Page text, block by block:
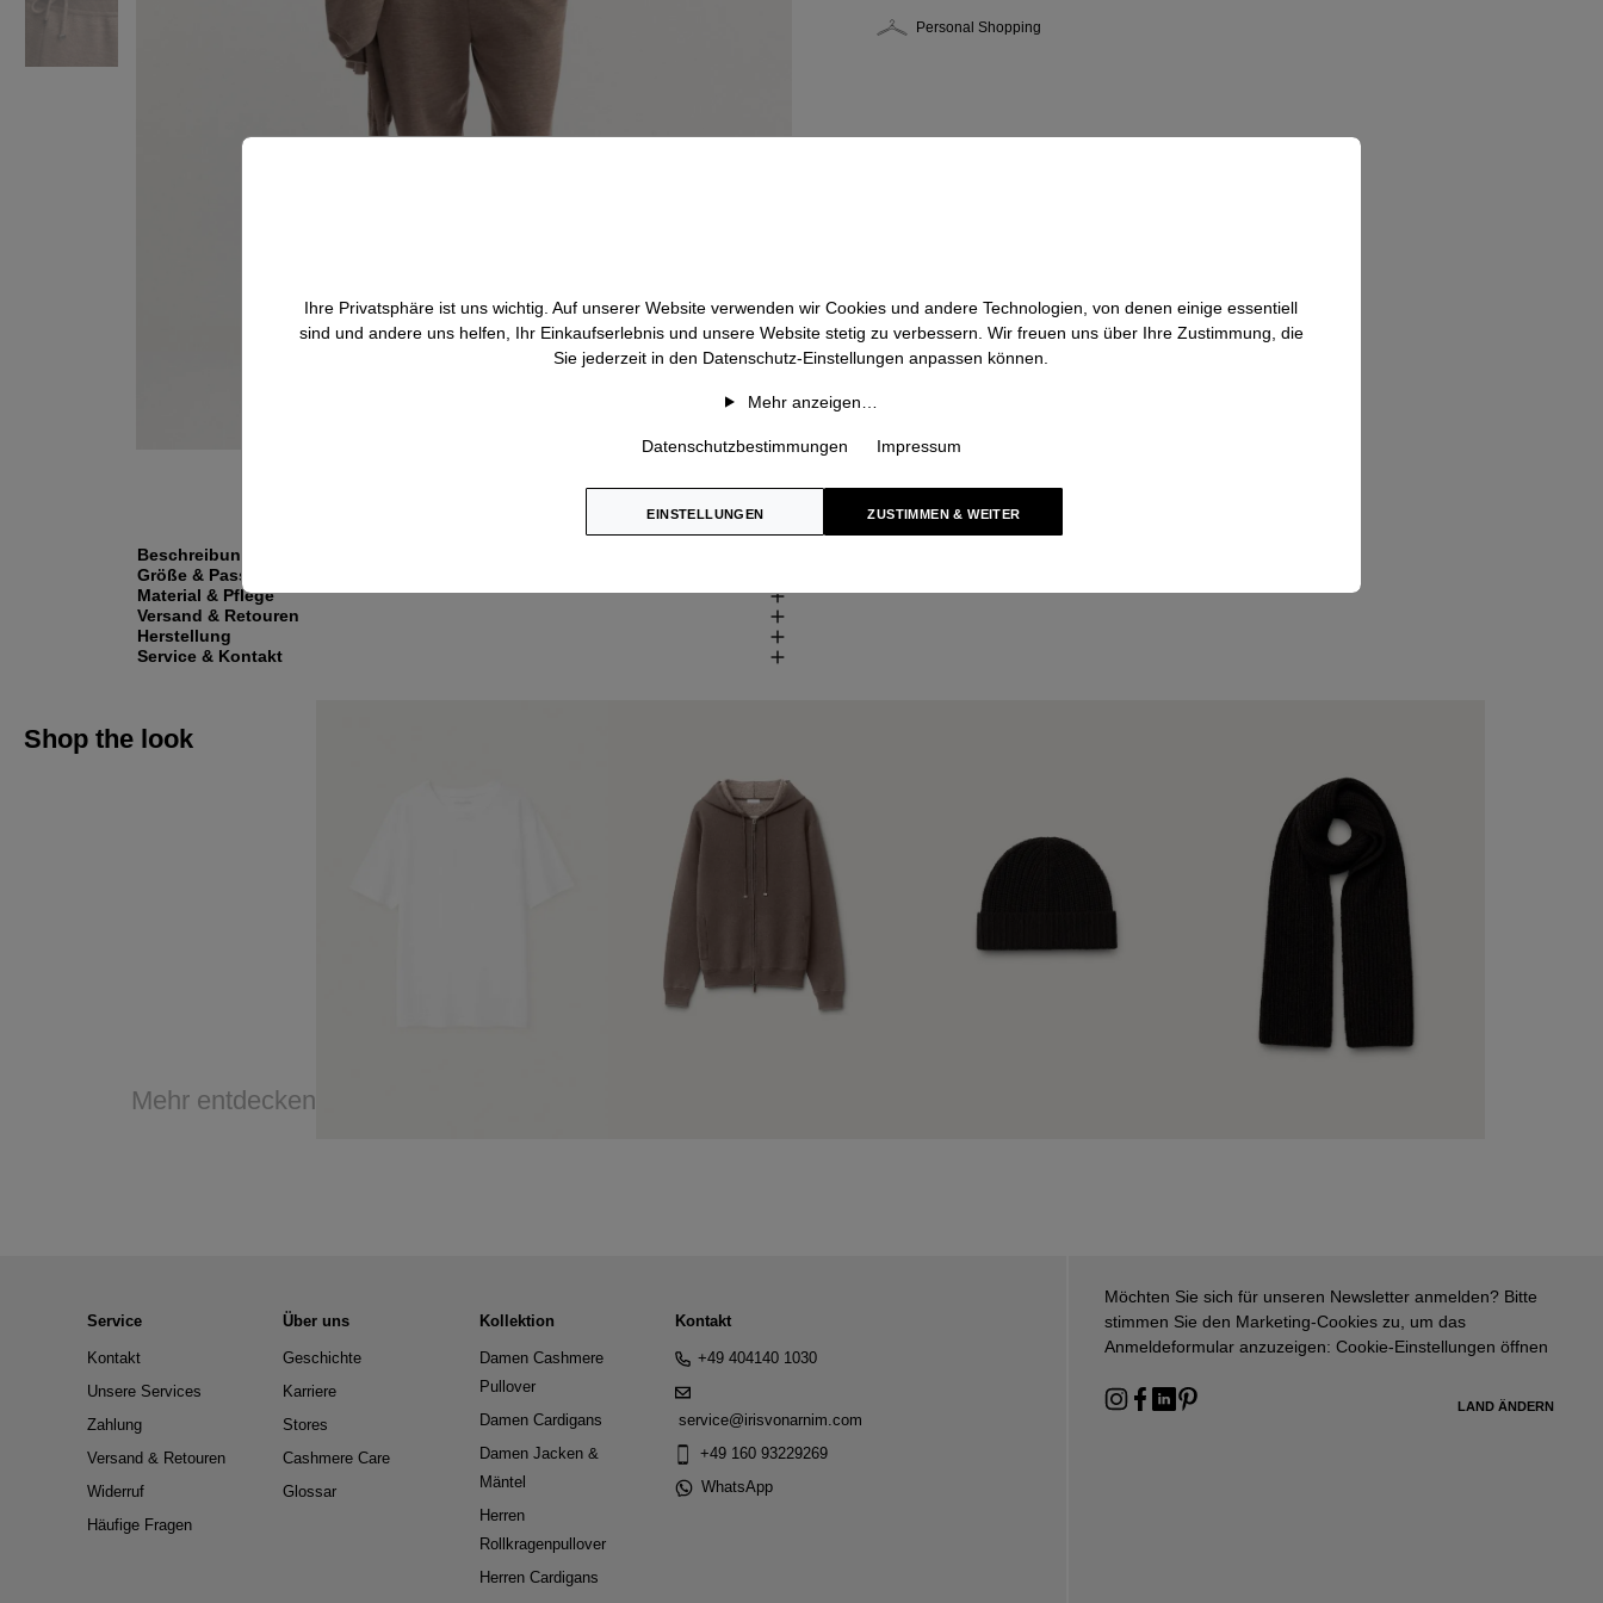
Personal Shopping
Beschreibung
Größe & Passform
Material & Pflege
Versand & Retouren
Herstellung
Service & Kontakt
Shop the look
Mehr entdecken
Service
Kontakt
Unsere Services
Zahlung
Versand & Retouren
Widerruf
Häufige Fragen
Über uns
Geschichte
Karriere
Stores
Cashmere Care
Glossar
Kollektion
Damen Cashmere
Pullover
Damen Cardigans
Damen Jacken &
Mäntel
Herren
Rollkragenpullover
Herren Cardigans
Kontakt
+49 404140 1030
service@irisvonarnim.com
+49 160 93229269
WhatsApp
Möchten Sie sich für unseren Newsletter anmelden? Bitte
stimmen Sie den Marketing-Cookies zu, um das
Anmeldeformular anzuzeigen: Cookie-Einstellungen öffnen
LAND ÄNDERN
Ihre Privatsphäre ist uns wichtig. Auf unserer Website verwenden wir Cookies und andere Technologien, von denen einige essentiell
sind und andere uns helfen, Ihr Einkaufserlebnis und unsere Website stetig zu verbessern. Wir freuen uns über Ihre Zustimmung, die
Sie jederzeit in den Datenschutz-Einstellungen anpassen können.
Mehr anzeigen…
Datenschutzbestimmungen Impressum
EINSTELLUNGEN ZUSTIMMEN & WEITER